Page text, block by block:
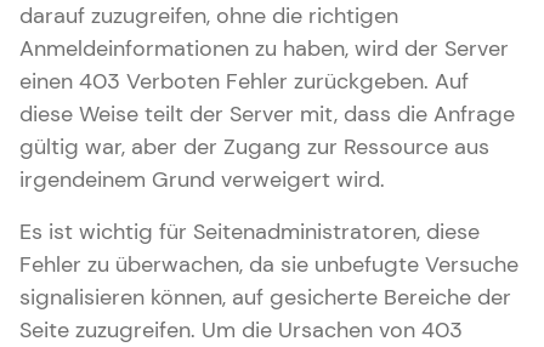
darauf zuzugreifen, ohne die richtigen
Anmeldeinformationen zu haben, wird der Server
einen 403 Verboten Fehler zurückgeben. Auf
diese Weise teilt der Server mit, dass die Anfrage
gültig war, aber der Zugang zur Ressource aus
irgendeinem Grund verweigert wird.
Es ist wichtig für Seitenadministratoren, diese
Fehler zu überwachen, da sie unbefugte Versuche
signalisieren können, auf gesicherte Bereiche der
Seite zuzugreifen. Um die Ursachen von 403